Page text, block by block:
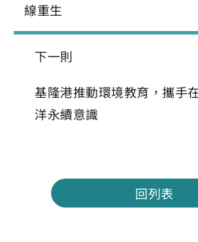
線重生
下一則
基隆港推動環境教育，攜手
洋永續意識
回列表